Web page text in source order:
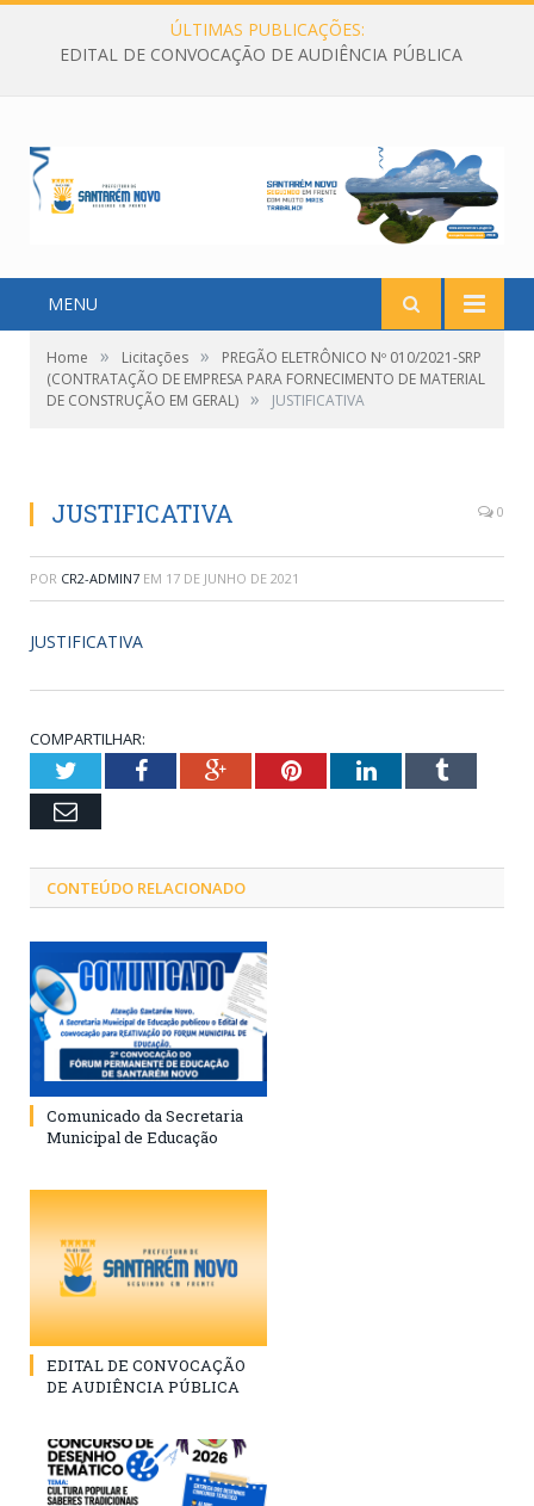
ÚLTIMAS PUBLICAÇÕES:
EDITAL DE CONVOCAÇÃO DE AUDIÊNCIA PÚBLICA
MENU
Home » Licitações »
PREGÃO ELETRÔNICO Nº 010/2021-SRP
(CONTRATAÇÃO DE EMPRESA PARA FORNECIMENTO DE MATERIAL
DE CONSTRUÇÃO EM GERAL) » JUSTIFICATIVA
JUSTIFICATIVA 0
POR CR2-ADMIN7 EM 17 DE JUNHO DE 2021
JUSTIFICATIVA
COMPARTILHAR:
TwitterFacebookGoogle+PinterestLinkedInTumblr
Email
CONTEÚDO RELACIONADO
Comunicado da Secretaria
Municipal de Educação
EDITAL DE CONVOCAÇÃO
DE AUDIÊNCIA PÚBLICA